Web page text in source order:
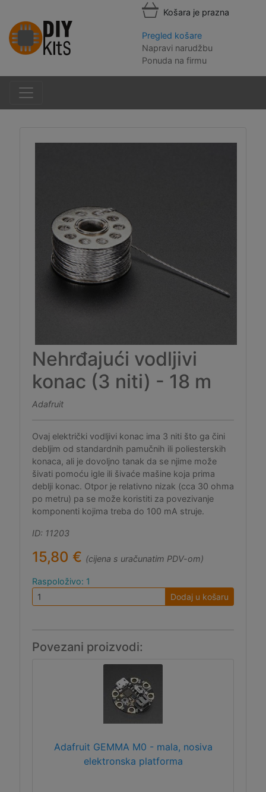
Košara je prazna
Pregled košare
Napravi narudžbu
Ponuda na firmu
Nehrđajući vodljivi
konac (3 niti) - 18 m
Adafruit
Ovaj električki vodljivi konac ima 3 niti što ga čini
debljim od standardnih pamučnih ili poliesterskih
konaca, ali je dovoljno tanak da se njime može
šivati pomoću igle ili šivaće mašine koja prima
deblji konac. Otpor je relativno nizak (cca 30 ohma
po metru) pa se može koristiti za povezivanje
komponenti kojima treba do 100 mA struje.
ID: 11203
15,80 € (cijena s uračunatim PDV-om)
Raspoloživo: 1
Dodaj u košaru
Povezani proizvodi:
Adafruit GEMMA M0 - mala, nosiva
elektronska platforma